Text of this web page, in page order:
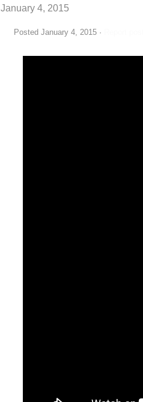
January 4, 2015
Posted January 4, 2015 ·